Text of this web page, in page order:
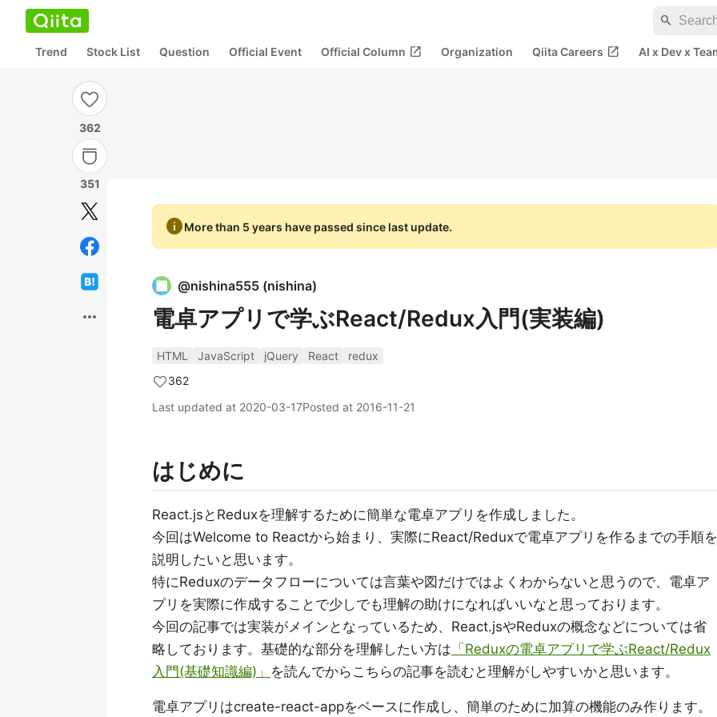
search
Trend Stock List Question Official Event Official Column open_in_new Organization Qiita Careers open_in_new AI x Dev x
362
351
more_horiz
infoMore than 5 years have passed since last update.
@nishina555 (nishina)
電卓アプリで学ぶReact/Redux入門(実装編)
HTML JavaScript jQuery React
redux
362
Last updated at 2020-03-17Posted at 2016-11-21
はじめに
React.jsとReduxを理解するために簡単な電卓アプリを作成しました。
今回はWelcome to Reactから始まり、実際にReact/Reduxで電卓アプリを作るまでの手順を
説明したいと思います。
特にReduxのデータフローについては言葉や図だけではよくわからないと思うので、電卓ア
プリを実際に作成することで少しでも理解の助けになればいいなと思っております。
今回の記事では実装がメインとなっているため、React.jsやReduxの概念などについては省
略しております。基礎的な部分を理解したい方は 「Reduxの電卓アプリで学ぶReact/Redux
入門(基礎知識編)」 を読んでからこちらの記事を読むと理解がしやすいかと思います。
電卓アプリはcreate-react-appをベースに作成し、簡単のために加算の機能のみ作ります。